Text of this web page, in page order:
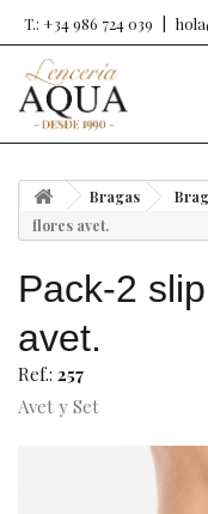
T.: +34 986 724 039
Bragas
flores avet.
Pack-2
avet.
Ref.: 257
Avet y Set